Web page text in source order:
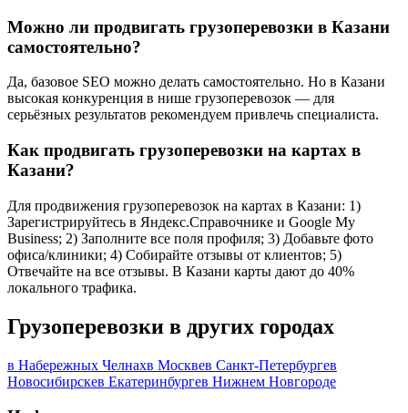
Можно ли продвигать грузоперевозки в Казани
самостоятельно?
Да, базовое SEO можно делать самостоятельно. Но в Казани
высокая конкуренция в нише грузоперевозок — для
серьёзных результатов рекомендуем привлечь специалиста.
Как продвигать грузоперевозки на картах в
Казани?
Для продвижения грузоперевозок на картах в Казани: 1)
Зарегистрируйтесь в Яндекс.Справочнике и Google My
Business; 2) Заполните все поля профиля; 3) Добавьте фото
офиса/клиники; 4) Собирайте отзывы от клиентов; 5)
Отвечайте на все отзывы. В Казани карты дают до 40%
локального трафика.
Грузоперевозки в других городах
в Набережных Челнахв Москвев Санкт-Петербургев
Новосибирскев Екатеринбургев Нижнем Новгороде